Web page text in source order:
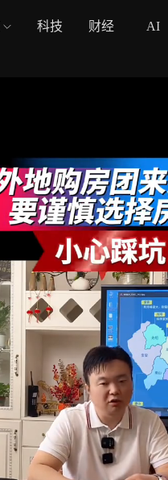
科技 财经 AI